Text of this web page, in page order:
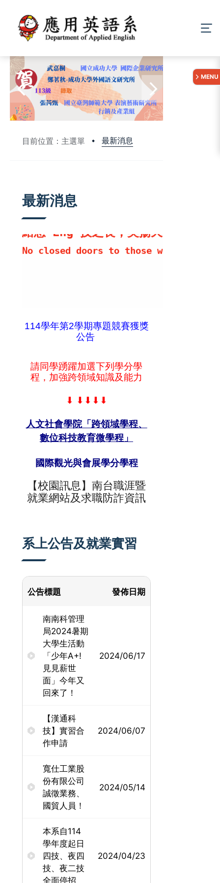
目前位置：主選單 最新消息
MENU
最新消息
給您 Eng 技之長，英揚天下！
114學年第2學期專題競賽獲獎
公告
請同學踴躍加選下列學分學
程，加強跨領域知識及能力
⬇ ⬇⬇⬇⬇
人文社會學院「跨領域學程、
數位科技教育微學程」
國際觀光與會展學分學程
【校園訊息】 南台職涯暨
就業網站及求職防詐資訊
系上公告及就業實習
公告標題 發佈日期
南南科管理
局2024暑期
大學生活動
「少年A+!
見見薪世
面」今年又
回來了！
2024/06/17
【漢通科
技】實習合
作申請
2024/06/07
寬仕工業股
份有限公司
誠徵業務、
國貿人員！
2024/05/14
本系自114
學年度起日
四技、夜四
技、夜二技
全面停招
2024/04/23